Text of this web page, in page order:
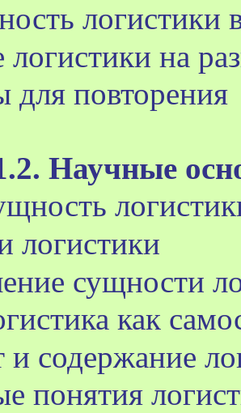
логистики
логистики на
для повторения
Научные
логистики
сущности
как
содержание
понятия